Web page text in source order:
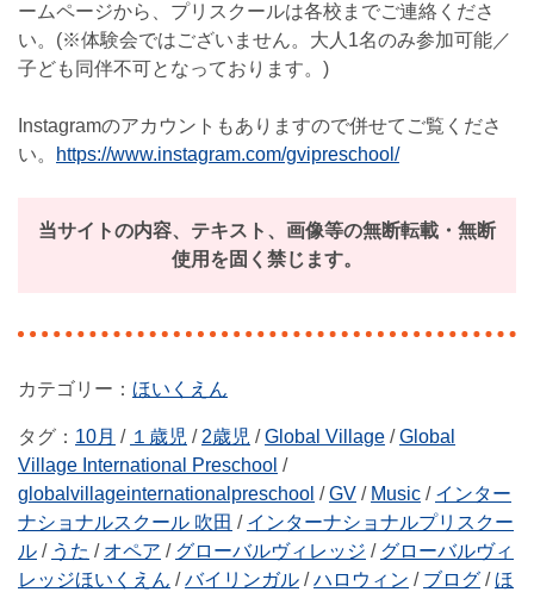
ームページから、プリスクールは各校までご連絡くださ
い。(※体験会ではございません。大人1名のみ参加可能／
子ども同伴不可となっております。)
Instagramのアカウントもありますので併せてご覧くださ
い。
https://www.instagram.com/gvipreschool/
当サイトの内容、テキスト、画像等の無断転載・無断
使用を固く禁じます。
ほいくえん
タグ： 10月 / １歳児 / 2歳児 /Global Village /Global
Village International Preschool /
globalvillageinternationalpreschool /GV / Music / インター
ナショナルスクール 吹田 / インターナショナルプリスクー
ル / うた / オペア / グローバルヴィレッジ / グローバルヴィ
レッジほいくえん /バイリンガル /ハロウィン / ブログ / ほ